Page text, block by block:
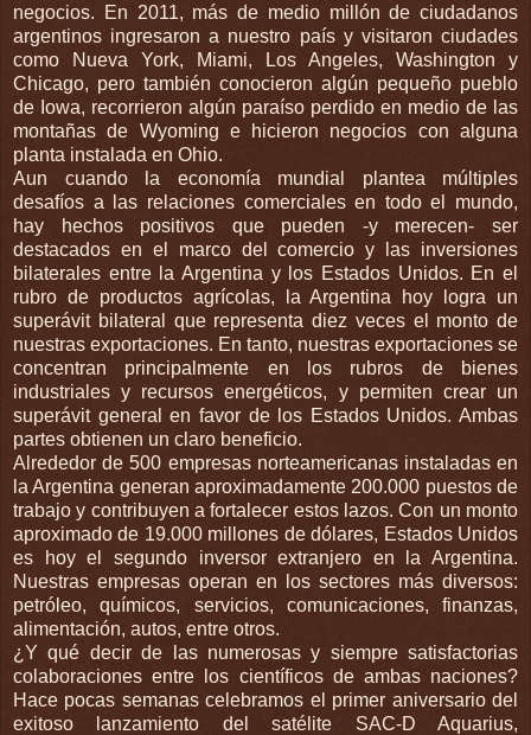
negocios. En 2011, más de medio millón de ciudadanos
argentinos ingresaron a nuestro país y visitaron ciudades
como Nueva York, Miami, Los Angeles, Washington y
Chicago, pero también conocieron algún pequeño pueblo
de Iowa, recorrieron algún paraíso perdido en medio de las
montañas de Wyoming e hicieron negocios con alguna
planta instalada en Ohio.
Aun cuando la economía mundial plantea múltiples
desafíos a las relaciones comerciales en todo el mundo,
hay hechos positivos que pueden -y merecen- ser
destacados en el marco del comercio y las inversiones
bilaterales entre la Argentina y los Estados Unidos. En el
rubro de productos agrícolas, la Argentina hoy logra un
superávit bilateral que representa diez veces el monto de
nuestras exportaciones. En tanto, nuestras exportaciones se
concentran principalmente en los rubros de bienes
industriales y recursos energéticos, y permiten crear un
superávit general en favor de los Estados Unidos. Ambas
partes obtienen un claro beneficio.
Alrededor de 500 empresas norteamericanas instaladas en
la Argentina generan aproximadamente 200.000 puestos de
trabajo y contribuyen a fortalecer estos lazos. Con un monto
aproximado de 19.000 millones de dólares, Estados Unidos
es hoy el segundo inversor extranjero en la Argentina.
Nuestras empresas operan en los sectores más diversos:
petróleo, químicos, servicios, comunicaciones, finanzas,
alimentación, autos, entre otros.
¿Y qué decir de las numerosas y siempre satisfactorias
colaboraciones entre los científicos de ambas naciones?
Hace pocas semanas celebramos el primer aniversario del
exitoso lanzamiento del satélite SAC-D Aquarius,